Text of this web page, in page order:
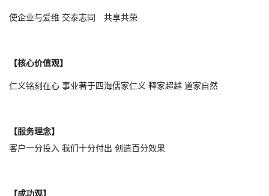
使企业与爱维 交泰志同 共享共荣
【核心价值观】
仁义铭刻在心 事业著于四海儒家仁义 释家超越 道家自然
【服务理念】
客户一分投入 我们十分付出 创造百分效果
【成功观】